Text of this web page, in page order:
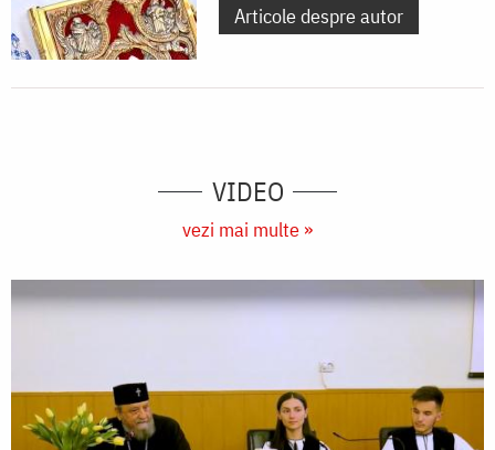
Articole despre autor
VIDEO
vezi mai multe »